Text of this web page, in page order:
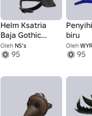
Helm Ksatria
Baja Gothic
Abad
Pertengahan
Oleh NS's
95
biru
Oleh
95